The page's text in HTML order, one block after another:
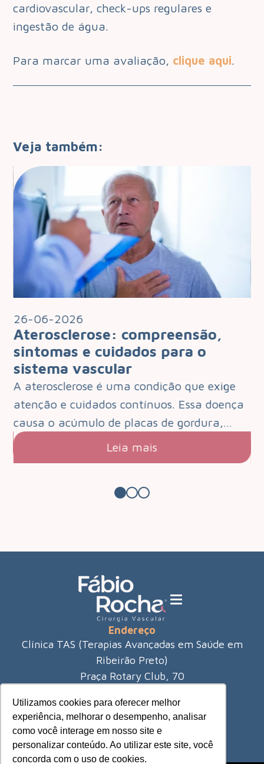
Utilizamos cookies para oferecer melhor
experiência, melhorar o desempenho, analisar
como você interage em nosso site e
personalizar conteúdo. Ao utilizar este site, você
concorda com o uso de cookies.
cardiovascular, check-ups regulares e
ingestão de água.
Para marcar uma avaliação, clique aqui.
Veja também:
26-06-2026
Aterosclerose: compreensão,
sintomas e cuidados para o
sistema vascular
A aterosclerose é uma condição que exige
atenção e cuidados contínuos. Essa doença
causa o acúmulo de placas de gordura,…
Leia mais
Endereço
Clínica TAS (Terapias Avançadas em Saúde em
Ribeirão Preto)
Praça Rotary Club, 70
(16) 3421-8980